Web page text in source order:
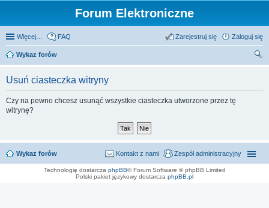
Forum Elektroniczne
Więcej… FAQ Zaloguj się
Zarejestruj się
Wykaz forów
Usuń ciasteczka witryny
Czy na pewno chcesz usunąć wszystkie ciasteczka utworzone przez tę
witrynę?
Wykaz forów Zespół administracyjny
Kontakt z nami
Technologię dostarcza phpBB® Forum Software © phpBB Limited
Polski pakiet językowy dostarcza phpBB.pl